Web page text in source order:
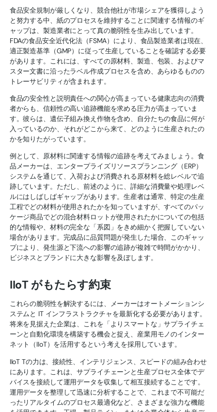
食品安全規制が厳しくなり、競合他社が市場シェアを獲得しよう
と努力する中、紙のプロセスを維持することに関連する情報のギ
ャップは、製造業者にとって真の脆弱性を生み出しています。
FDAの食品安全近代化法（FSMA）により、食品製造業者は現在、
適正製造基準（GMP）に従って生産していることを確認する必要
があります。これには、すべての原材料、製造、包装、およびマ
スター文書に沿ったラベル作成プロセスを含め、あらゆるものの
トレーサビリティが含まれます。
食品の安全性と説明責任への関心が高まっている健康志向の消費
者からも、信頼性の高い追跡機能を求める圧力が高まっていま
す。彼らは、遺伝子組み換え作物を含め、自分たちの食品に何が
入っているのか、それがどこから来て、どのように生産されたの
かを知りたがっています。
例として、原材料に関連する情報の追跡を考えてみましょう。食
品メーカーは、エンタープライズリソースプランニング（ERP）
システムを通じて、入荷および消費される原材料を総レベルで追
跡しています。ただし、前述のように、詳細な消費量や処理レベ
ルにはしばしばギャップがあります。生産者は通常、特定の生産
工程でどの材料が使用されたかを知っていますが、すべてのパッ
ケージ商品でどの混合材料ロットが使用されたかについての包括
的な情報や、材料の完全な「系図」をきめ細かく把握していない
場合があります。完成品に品質問題が発生した場合、このギャッ
プにより、発生源と下流への影響の追跡が複雑で時間がかかり、
ビジネスとブランドに大きな影響を及ぼします。
IIoT がもたらす約束
これらの脆弱性を解決するには、メーカーはオートメーションシ
ステムと IT インフラストラクチャを最新化する必要があります。
将来を見据えた企業は、これを「よりスマートな」サプライチェ
ーンと自動化環境を構築する機会と捉え、産業用モノのインター
ネット（IIoT）を活用するという考えを採用しています。
IIoT Tの力は、接続性、インテリジェンス、スピードの組み合わせ
にあります。これは、サプライチェーンと生産プロセス全体でデ
バイスを接続して運用データを収集して相互接続することです。
運用データを整理して迅速に分析することで、これまで不可能だ
ったリアルタイムのプロセス最適化など、さまざまな強力な機能